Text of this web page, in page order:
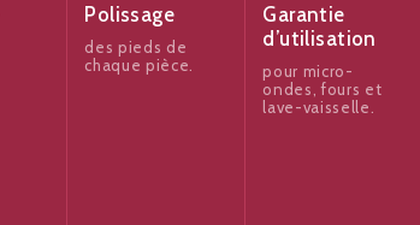
Polissage
des pieds de
chaque pièce.
Garantie
d’utilisation
pour micro-
ondes, fours et
lave-vaisselle.